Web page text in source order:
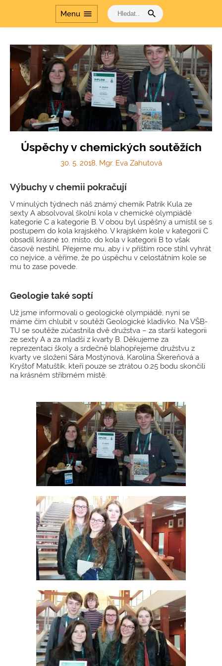
Menu menu search
Úspěchy v chemických soutěžích
30. 5. 2018, Mgr. Eva Zahutová
Výbuchy v chemii pokračují
V minulých týdnech náš známý chemik Patrik Kula ze
sexty A absolvoval školní kola v chemické olympiádě
kategorie C a kategorie B. V obou byl úspěšný a umístil se s
postupem do kola krajského. V krajském kole v kategorii C
obsadil krásné 10. místo, do kola v kategorii B to však
časově nestihl. Přejeme mu, aby i v příštím roce stihl vyhrát
co nejvíce, a věříme, že po úspěchu v celostátním kole se
mu to zase povede.
Geologie také soptí
Už jsme informovali o geologické olympiádě, nyní se
máme čím chlubit v soutěži Geologické kladívko. Na VŠB-
TU se soutěže zúčastnila dvě družstva – za starší kategorii
ze sexty A a za mladší z kvarty B. Děkujeme za
reprezentaci školy a srdečně blahopřejeme družstvu z
kvarty ve složení Sára Mostýnová, Karolína Škereňová a
Kryštof Matuštík, kteří pouze se ztrátou 0.25 bodu skončili
na krásném stříbrném místě.